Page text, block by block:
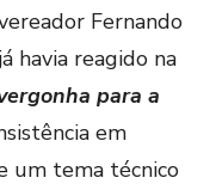
Fernando
havia reagido na
para a
em
um tema técnico